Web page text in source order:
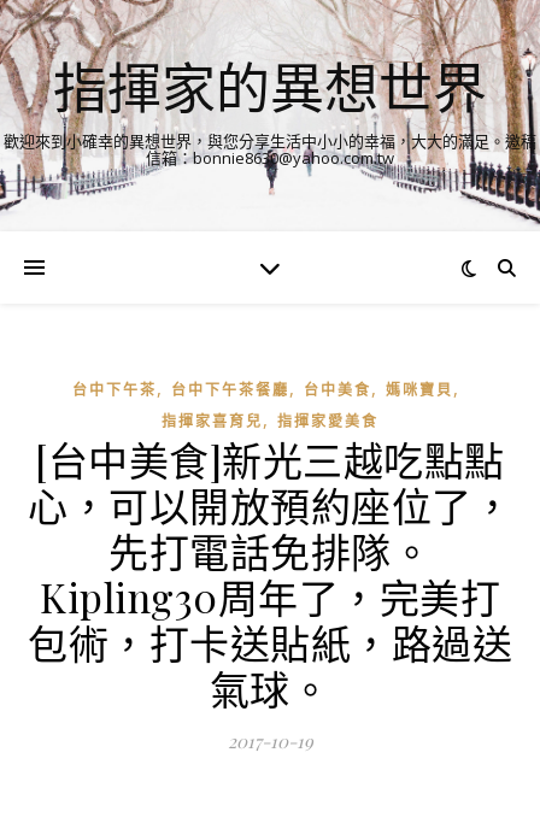
指揮家的異想世界
歡迎來到小確幸的異想世界，與您分享生活中小小的幸福，大大的滿足。邀稿
信箱：bonnie8630@yahoo.com.tw
台中下午茶, 台中下午茶餐廳, 台中美食, 媽咪寶貝,
指揮家喜育兒, 指揮家愛美食
[台中美食]新光三越吃點點
心，可以開放預約座位了，
先打電話免排隊。
Kipling30周年了，完美打
包術，打卡送貼紙，路過送
氣球。
2017-10-19